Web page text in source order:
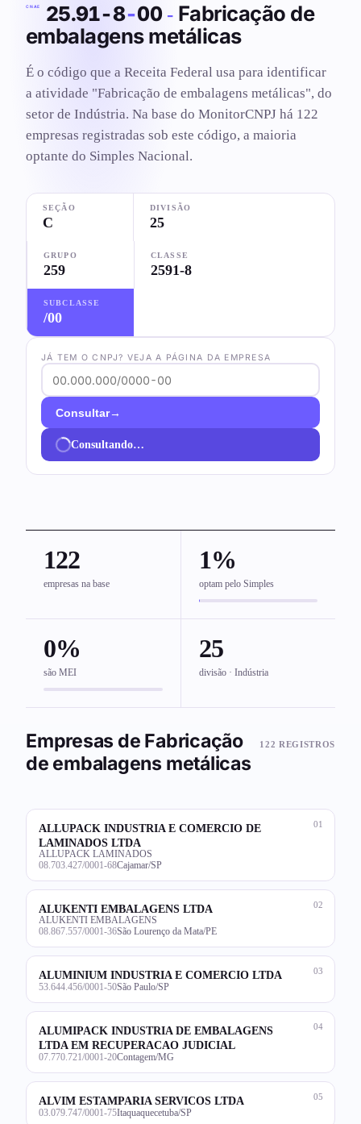
CNAE 25.91-8-00- Fabricação de
embalagens metálicas
É o código que a Receita Federal usa para identificar
a atividade "Fabricação de embalagens metálicas", do
setor de Indústria. Na base do MonitorCNPJ há 122
empresas registradas sob este código, a maioria
optante do Simples Nacional.
SEÇÃO
C
DIVISÃO
25
GRUPO
259
CLASSE
2591-8
SUBCLASSE
/00
JÁ TEM O CNPJ? VEJA A PÁGINA DA EMPRESA
Consultar→
Consultando…
122
empresas na base
1%
optam pelo Simples
0%
são MEI
25
divisão · Indústria
Empresas de Fabricação
de embalagens metálicas
122 REGISTROS
01
ALLUPACK INDUSTRIA E COMERCIO DE
LAMINADOS LTDA
ALLUPACK LAMINADOS
08.703.427/0001-68Cajamar/SP
02
ALUKENTI EMBALAGENS LTDA
ALUKENTI EMBALAGENS
08.867.557/0001-36São Lourenço da Mata/PE
03
ALUMINIUM INDUSTRIA E COMERCIO LTDA
53.644.456/0001-50São Paulo/SP
04
ALUMIPACK INDUSTRIA DE EMBALAGENS
LTDA EM RECUPERACAO JUDICIAL
07.770.721/0001-20Contagem/MG
05
ALVIM ESTAMPARIA SERVICOS LTDA
03.079.747/0001-75Itaquaquecetuba/SP